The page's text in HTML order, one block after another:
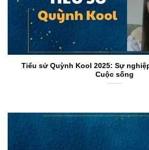
Tiểu sử Quỳnh Kool 2025: Sự
Cuộc sống